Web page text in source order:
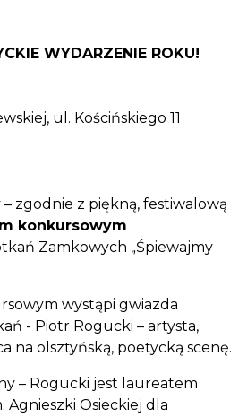
WYDARZENIE ROKU!
ul. Kościńskiego 11
zgodnie z piękną, festiwalową
konkursowym
Zamkowych „Śpiewajmy
wystąpi gwiazda
- Piotr Rogucki – artysta,
na olsztyńską, poetycką scenę.
– Rogucki jest laureatem
Agnieszki Osieckiej dla